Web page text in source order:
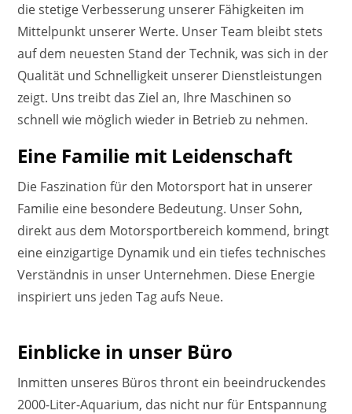
die stetige Verbesserung unserer Fähigkeiten im
Mittelpunkt unserer Werte. Unser Team bleibt stets
auf dem neuesten Stand der Technik, was sich in der
Qualität und Schnelligkeit unserer Dienstleistungen
zeigt. Uns treibt das Ziel an, Ihre Maschinen so
schnell wie möglich wieder in Betrieb zu nehmen.
Eine Familie mit Leidenschaft
Die Faszination für den Motorsport hat in unserer
Familie eine besondere Bedeutung. Unser Sohn,
direkt aus dem Motorsportbereich kommend, bringt
eine einzigartige Dynamik und ein tiefes technisches
Verständnis in unser Unternehmen. Diese Energie
inspiriert uns jeden Tag aufs Neue.
Einblicke in unser Büro
Inmitten unseres Büros thront ein beeindruckendes
2000-Liter-Aquarium, das nicht nur für Entspannung